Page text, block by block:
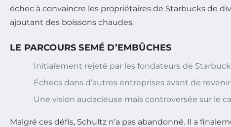
échec à convaincre les propriétaires de Starbucks de
ajoutant des boissons chaudes.
LE PARCOURS SEMÉ D’EMBÛCHES
Initialement rejeté par les fondateurs de
Échecs dans d’autres entreprises avant de
Une vision audacieuse mais controversée sur le
Malgré ces défis, Schultz n’a pas abandonné. Il a